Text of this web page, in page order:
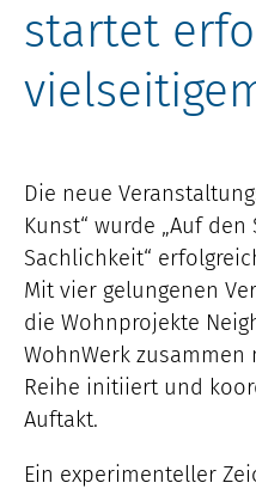
startet
Die neue
Kunst“ wurde „Auf
Sachlichkeit“
Mit vier gelungenen
die Wohnprojekte
WohnWerk zusammen
Reihe initiiert und
Auftakt.
Ein experimenteller